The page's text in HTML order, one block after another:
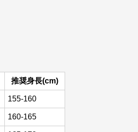
推奨身長(cm)
155-160
160-165